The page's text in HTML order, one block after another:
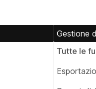
Gestione
Tutte le